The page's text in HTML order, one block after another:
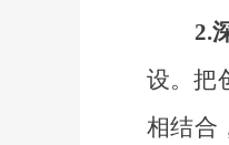
2.
设。把
相结合